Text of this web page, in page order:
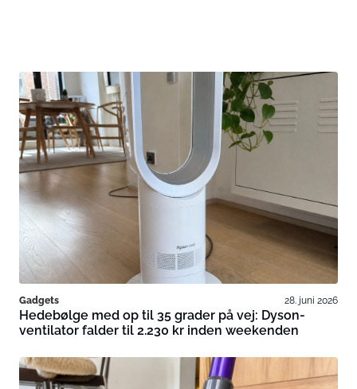
Gadgets 28. juni 2026
Hedebølge med op til 35 grader på vej: Dyson-
ventilator falder til 2.230 kr inden weekenden